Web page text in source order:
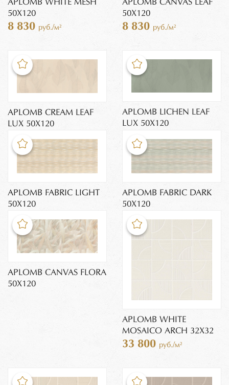
APLOMB WHITE MESH
50X120
8 830 руб./м²
APLOMB CANVAS LEAF
50X120
8 830 руб./м²
APLOMB CREAM LEAF
LUX 50X120
APLOMB LICHEN LEAF
LUX 50X120
APLOMB FABRIC LIGHT
50X120
APLOMB FABRIC DARK
50X120
APLOMB CANVAS FLORA
50X120
APLOMB WHITE
MOSAICO ARCH 32X32
33 800 руб./м²